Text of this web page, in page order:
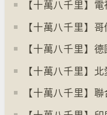
【十萬八千里】
【十萬八千里】